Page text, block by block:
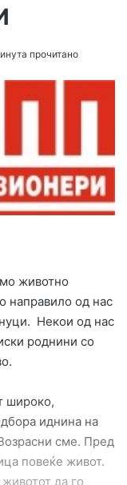
прочитано
животно
направило од нас
Некои од нас
роднини со
широко,
иднина на
сме. Пред
повеќе живот.
да го